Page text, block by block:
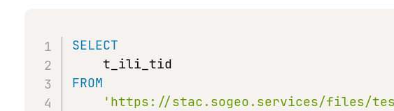
SELECT
FROM
'https://stac.sogeo.services/files/test/